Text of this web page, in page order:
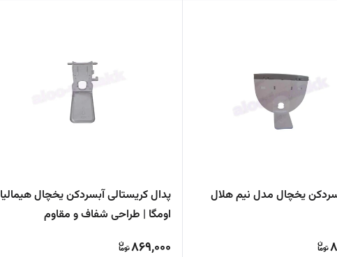
یخچال مدل نیم هلال
پدال کریستالی آبسردکن یخچال هیمالیا
اومگا | طراحی شفاف و مقاوم
869,000